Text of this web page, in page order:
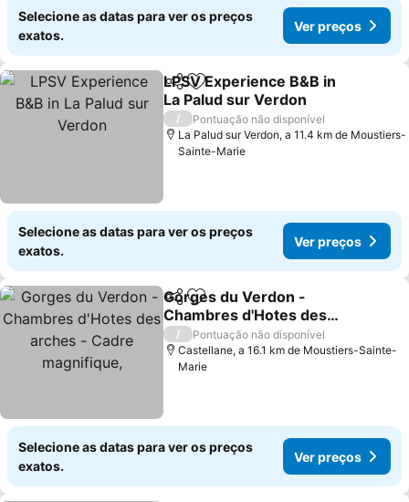
Selecione as datas para ver os preços
exatos.
Ver preços
PartilharAdicionar aos favoritos
LPSV Experience B&B in
La Palud sur Verdon
Ver preços
/
Pontuação não disponível
La Palud sur Verdon, a 11.4 km de Moustiers-
Sainte-Marie
Selecione as datas para ver os preços
exatos.
Ver preços
PartilharAdicionar aos favoritos
Gorges du Verdon -
Chambres d'Hotes des
arches - Cadre
magnifique,
Ver preços
/
Pontuação não disponível
Castellane, a 16.1 km de Moustiers-Sainte-
Marie
Selecione as datas para ver os preços
exatos.
Ver preços